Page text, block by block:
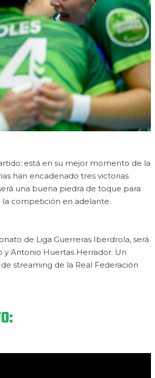
está en su mejor momento de la
han encadenado tres victorias
una buena piedra de toque para
la competición en adelante.
de Liga Guerreras Iberdrola, será
y Antonio Huertas Herrador. Un
streaming de la Real Federación